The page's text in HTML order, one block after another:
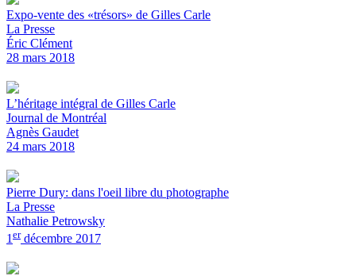
Expo-vente des «trésors» de Gilles Carle
La Presse
Éric Clément
28 mars 2018
L’héritage intégral de Gilles Carle
Journal de Montréal
Agnès Gaudet
24 mars 2018
Pierre Dury: dans l'oeil libre du photographe
La Presse
Nathalie Petrowsky
1 erdécembre 2017